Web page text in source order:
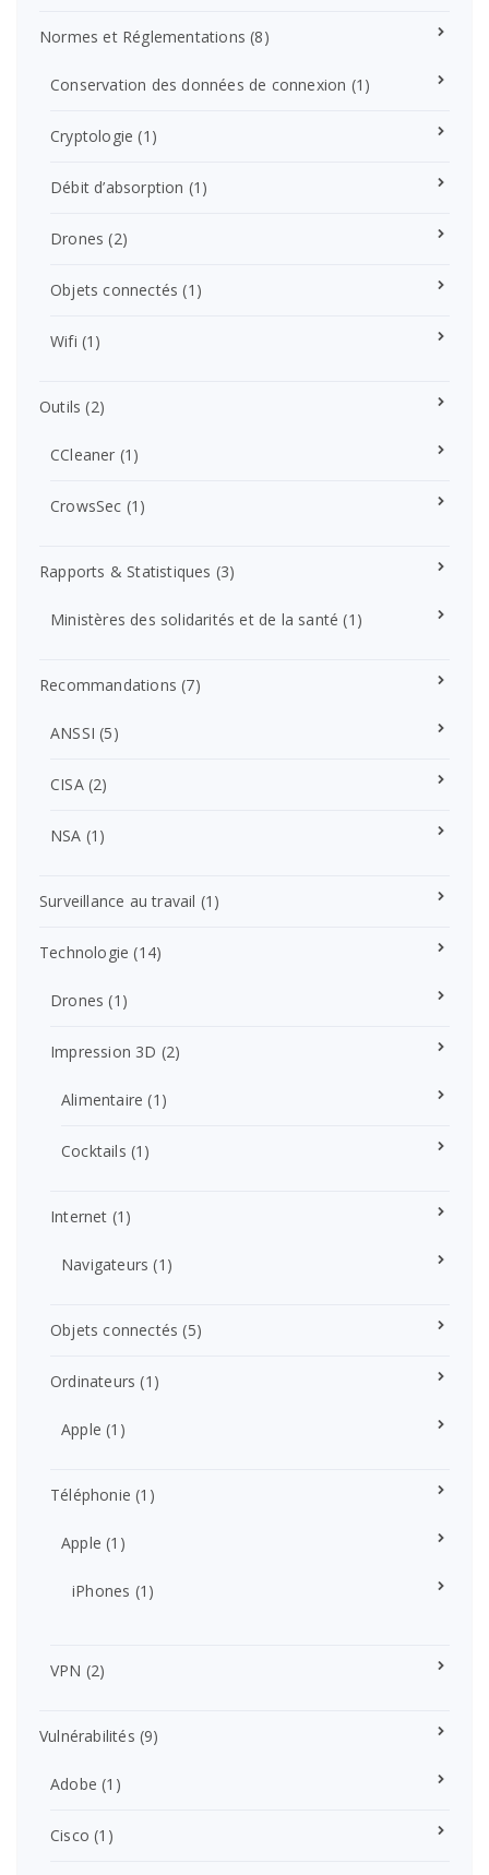
Normes et Réglementations (8)
Conservation des données de connexion (1)
Cryptologie (1)
Débit d’absorption (1)
Drones (2)
Objets connectés (1)
Wifi (1)
Outils (2)
CCleaner (1)
CrowsSec (1)
Rapports & Statistiques (3)
Ministères des solidarités et de la santé (1)
Recommandations (7)
ANSSI (5)
CISA(2)
NSA (1)
Surveillance au travail (1)
Technologie (14)
Drones (1)
Impression 3D (2)
Alimentaire (1)
Cocktails (1)
Internet (1)
Navigateurs (1)
Objets connectés (5)
Ordinateurs (1)
Apple (1)
Téléphonie (1)
Apple (1)
iPhones (1)
VPN (2)
Vulnérabilités (9)
Adobe (1)
Cisco (1)